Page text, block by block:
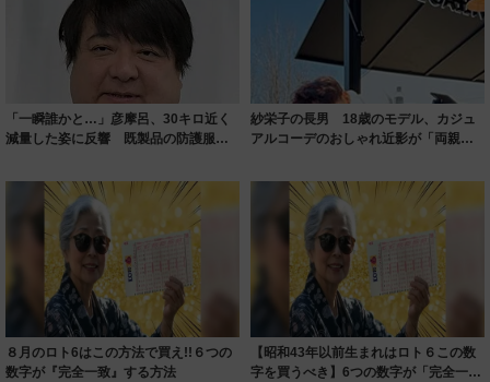
「一瞬誰かと…」彦摩呂、30キロ近く
減量した姿に反響 既製品の防護服が
紗栄子の長男 18歳のモデル、カジュ
アルコーデのおしゃれ近影が「両親の
８月のロト6はこの方法で買え!!６つの
数字が『完全一致』する方法
【昭和43年以前生まれはロト６この数
字を買うべき】6つの数字が「完全一